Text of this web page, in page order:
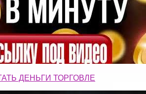
ДЕНЬГИ ТОРГОВЛЕ